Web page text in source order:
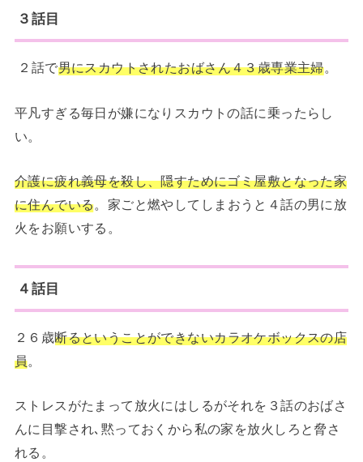
３話目
２話で男にスカウトされたおばさん４３歳専業主婦。
平凡すぎる毎日が嫌になりスカウトの話に乗ったらし
い。
介護に疲れ義母を殺し、隠すためにゴミ屋敷となった家
に住んでいる。家ごと燃やしてしまおうと４話の男に放
火をお願いする。
４話目
２６歳断るということができないカラオケボックスの店
員。
ストレスがたまって放火にはしるがそれを３話のおばさ
んに目撃され､黙っておくから私の家を放火しろと脅さ
れる。